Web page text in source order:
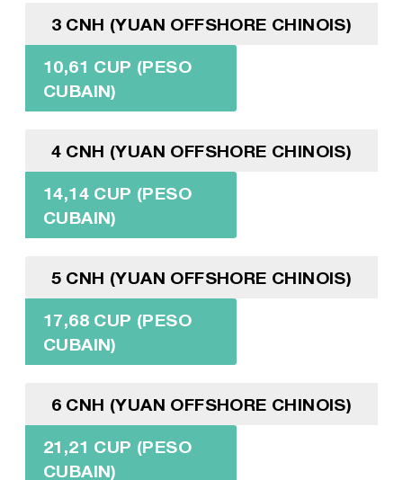
3 CNH (YUAN OFFSHORE CHINOIS)
10,61 CUP (PESO
CUBAIN)
4 CNH (YUAN OFFSHORE CHINOIS)
14,14 CUP (PESO
CUBAIN)
5 CNH (YUAN OFFSHORE CHINOIS)
17,68 CUP (PESO
CUBAIN)
6 CNH (YUAN OFFSHORE CHINOIS)
21,21 CUP (PESO
CUBAIN)